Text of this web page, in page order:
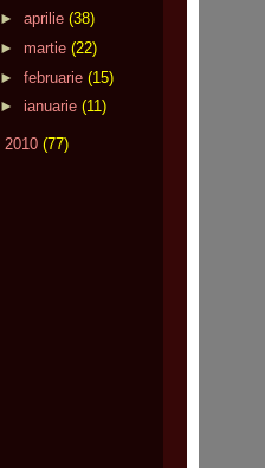
► aprilie (38)
► martie (22)
► februarie (15)
► ianuarie (11)
2010 (77)